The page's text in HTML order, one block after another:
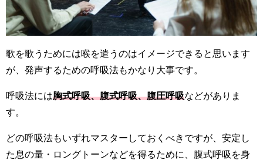
歌を歌うためには喉を遣うのはイメージできると思います
が、発声するための呼吸法もかなり大事です。
呼吸法には胸式呼吸、腹式呼吸、腹圧呼吸などがありま
す。
どの呼吸法もいずれマスターしておくべきですが、安定し
た息の量・ロングトーンなどを得るために、腹式呼吸を身